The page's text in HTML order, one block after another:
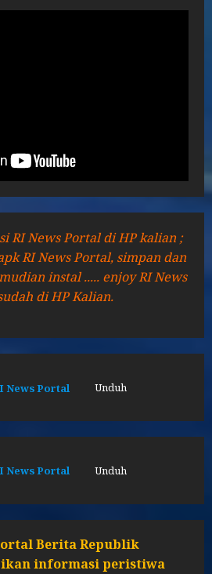
RI News Portal di HP kalian ;
RI News Portal, simpan dan
instal ..... enjoy RI News
di HP Kalian.
News Portal Unduh
News Portal Unduh
Berita Republik
informasi peristiwa